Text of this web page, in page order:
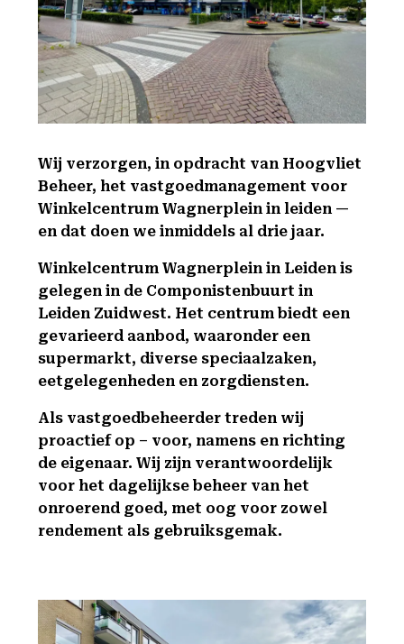
Wij verzorgen, in opdracht van Hoogvliet
Beheer, het vastgoedmanagement voor
Winkelcentrum Wagnerplein in leiden —
en dat doen we inmiddels al drie jaar.
Winkelcentrum Wagnerplein in Leiden is
gelegen in de Componistenbuurt in
Leiden Zuidwest. Het centrum biedt een
gevarieerd aanbod, waaronder een
supermarkt, diverse speciaalzaken,
eetgelegenheden en zorgdiensten.
Als vastgoedbeheerder treden wij
proactief op – voor, namens en richting
de eigenaar. Wij zijn verantwoordelijk
voor het dagelijkse beheer van het
onroerend goed, met oog voor zowel
rendement als gebruiksgemak.